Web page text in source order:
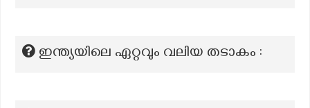
ഇന്ത്യയിലെ ഏറ്റവും വലിയ തടാകം :